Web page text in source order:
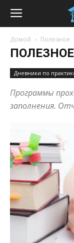
Домой Полезное
ПОЛЕЗНОЕ
Дневники по
Программы
заполнения.